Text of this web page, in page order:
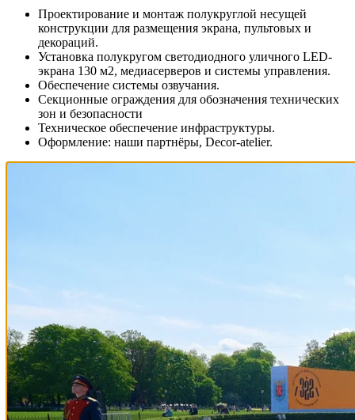
Проектирование и монтаж полукруглой несущей
конструкции для размещения экрана, пультовых и
декораций.
Установка полукругом светодиодного уличного LED-
экрана 130 м2, медиасерверов и системы управления.
Обеспечение системы озвучания.
Секционные ограждения для обозначения технических
зон и безопасности
Техническое обеспечение инфраструктуры.
Оформление: наши партнёры, Decor-atelier.